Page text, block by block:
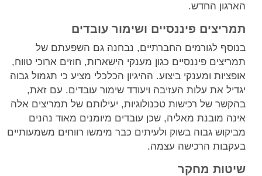
הארגון החדש.
תמריצים פיננסיים ושימור עובדים
בנוסף לגורמים החברתיים, נבחנה גם השפעתם של
תמריצים פיננסיים כגון מענקי הישארות, חוזים ארוכי טווח,
אופציות ומענקי ביצוע. ההיגיון הכלכלי מציע כי תגמול גבוה
יגדיל את עלות העזיבה ויעודד שימור עובדים. עם זאת,
בהקשר של רכישות טכנולוגיות, יעילותם של תמריצים אלה
אינה מובנת מאליה, שכן עובדים מיומנים מאוד נהנים
מביקוש גבוה בשוק ולעיתים כבר מימשו רווחים משמעותיים
בעקבות הרכישה עצמה.
שיטות מחקר